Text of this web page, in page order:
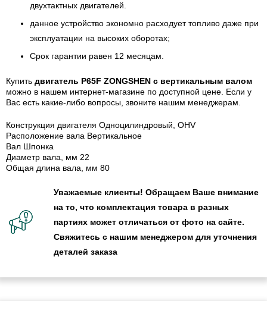
двухтактных двигателей.
данное устройство экономно расходует топливо даже при
эксплуатации на высоких оборотах;
Срок гарантии равен 12 месяцам.
Купить двигатель P65F ZONGSHEN с вертикальным валом
можно в нашем интернет-магазине по доступной цене. Если у
Вас есть какие-либо вопросы, звоните нашим менеджерам.
Конструкция двигателя Одноцилиндровый, OHV
Расположение вала Вертикальное
Вал Шпонка
Диаметр вала, мм 22
Общая длина вала, мм 80
Уважаемые клиенты! Обращаем Ваше внимание
на то, что комплектация товара в разных
партиях может отличаться от фото на сайте.
Свяжитесь с нашим менеджером для уточнения
деталей заказа